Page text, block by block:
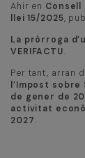
Ahir en
llei 15/2025,
La pròrroga
VERIFACTU.
Per tant, arran
l’Impost
de gener de
activitat
2027.